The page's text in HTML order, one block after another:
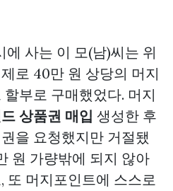
사는 이 모(남)씨는 위
로 40만 원 상당의 머지
부로 구매했었다. 머지
상품권 매입 생성한 후
을 요청했지만 거절됐
원 가량밖에 되지 않아
또 머지포인트에 스스로